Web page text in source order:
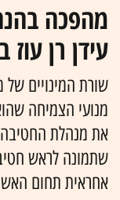
מהפכה
עידן רן
שורת המינויים
מנועי הצמיחה
את מנהלת החטיבה
שתמונה לראש
אחראית תחום